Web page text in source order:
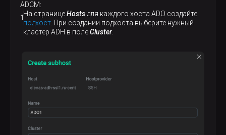
ADCM:
На страницеHosts для каждого хоста ADO создайте
подхост . При создании подхоста выберите нужный
кластер ADH в полеCluster